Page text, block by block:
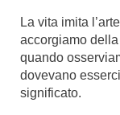
La vita imita
accorgiamo
quando
dovevano
significato.